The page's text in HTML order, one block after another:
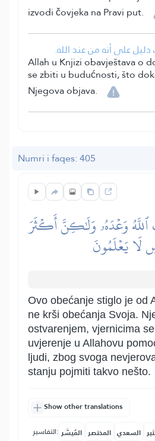
izvodi čovjeka na Pravi put.
دليل على أنه من عند الله.
Allah u Knjizi obavještava o
se zbiti u budućnosti, što
Njegova objava.
Numri i faqes: 405
ٱللَّهُ وَعۡدَهُۥ وَلَٰكِنَّ أَكۡثَرَ
لَا يَعۡلَمُونَ
Ovo obećanje stiglo je od
ne krši obećanja Svoja.
ostvarenjem, vjernicima
uvjerenje u Allahovu
ljudi, zbog svoga
stanju pojmiti takvo nešto.
Show other translations
التفاسير: المُيسَّر المختصر السعدي